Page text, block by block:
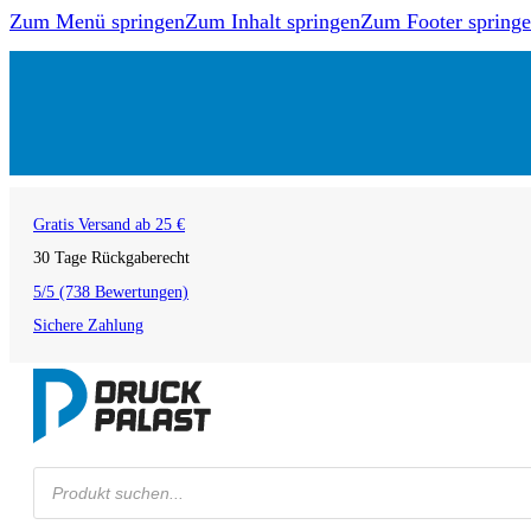
Zum Menü springenZum Inhalt springenZum Footer
Gratis Versand ab 25 €
30 Tage Rückgaberecht
5/5 (738 Bewertungen)
Sichere Zahlung
Products
search